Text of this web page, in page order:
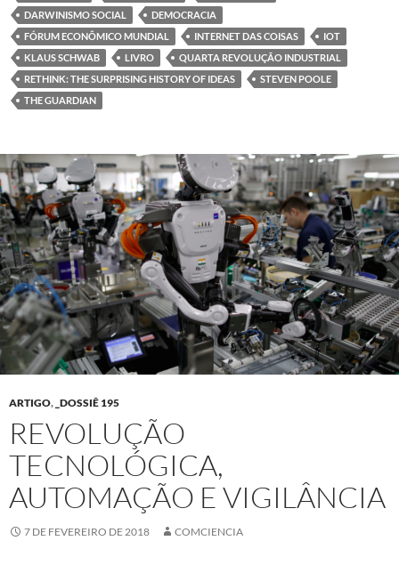
DARWINISMO SOCIAL
DEMOCRACIA
FÓRUM ECONÔMICO MUNDIAL
INTERNET DAS COISAS
IOT
KLAUS SCHWAB
LIVRO
QUARTA REVOLUÇÃO INDUSTRIAL
RETHINK: THE SURPRISING HISTORY OF IDEAS
STEVEN POOLE
THE GUARDIAN
ARTIGO, _DOSSIÊ 195
REVOLUÇÃO
TECNOLÓGICA,
AUTOMAÇÃO E VIGILÂNCIA
7 DE FEVEREIRO DE 2018 COMCIENCIA